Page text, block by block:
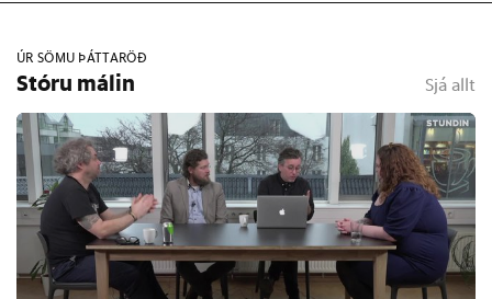
ÚR SÖMU ÞÁTTARÖÐ
Stóru málin Sjá allt